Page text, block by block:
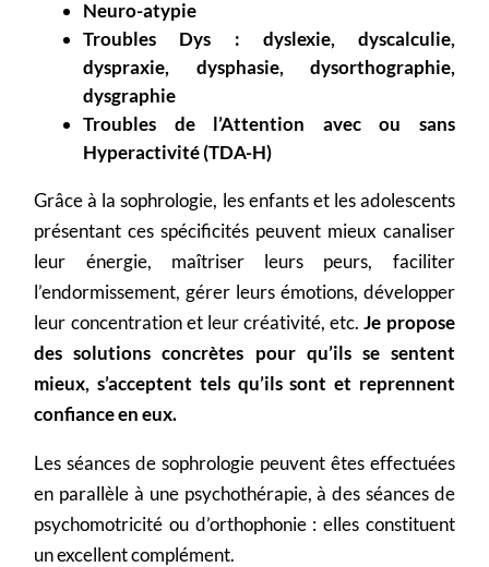
Neuro-atypie
Troubles Dys : dyslexie, dyscalculie,
dyspraxie, dysphasie, dysorthographie,
dysgraphie
Troubles de l’Attention avec ou sans
Hyperactivité (TDA-H)
Grâce à la sophrologie, les enfants et les adolescents
présentant ces spécificités peuvent mieux canaliser
leur énergie, maîtriser leurs peurs, faciliter
l’endormissement, gérer leurs émotions, développer
leur concentration et leur créativité, etc.Je propose
des solutions concrètes pour qu’ils se sentent
mieux, s’acceptent tels qu’ils sont et reprennent
confiance en eux.
Les séances de sophrologie peuvent êtes effectuées
en parallèle à une psychothérapie, à des séances de
psychomotricité ou d’orthophonie : elles constituent
un excellent complément.